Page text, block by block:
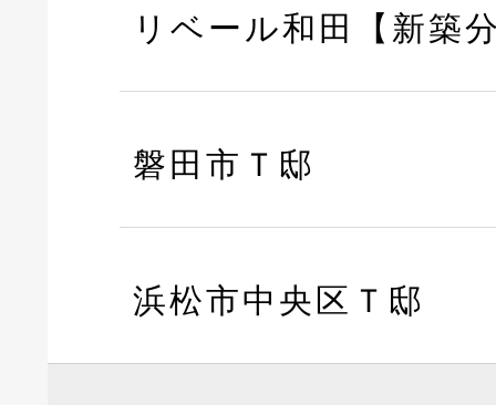
リベール和田【新築
磐田市Ｔ邸
浜松市中央区Ｔ邸